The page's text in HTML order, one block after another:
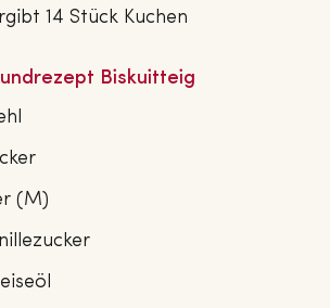
14 Stück Kuchen
Biskuitteig
(M)